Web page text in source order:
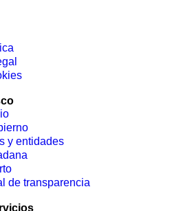
y entidades
de transparencia